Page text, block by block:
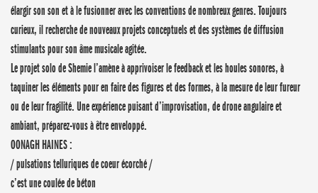
élargir son son et à le fusionner avec les conventions de nombreux genres. Toujours
curieux, il recherche de nouveaux projets conceptuels et des systèmes de diffusion
stimulants pour son âme musicale agitée.
Le projet solo de Shemie l’amène à apprivoiser le feedback et les houles sonores, à
taquiner les éléments pour en faire des figures et des formes, à la mesure de leur fureur
ou de leur fragilité. Une expérience puisant d’improvisation, de drone angulaire et
ambiant, préparez-vous à être enveloppé.
OONAGH HAINES :
/ pulsations telluriques de coeur écorché /
c’est une coulée de béton